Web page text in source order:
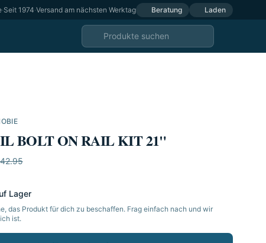
·Seit 1974·Versand am nächsten Werktag Beratung Laden
BOLT ON RAIL KIT 21"
Lager
das Produkt für dich zu beschaffen. Frag einfach nach und wir
ist.